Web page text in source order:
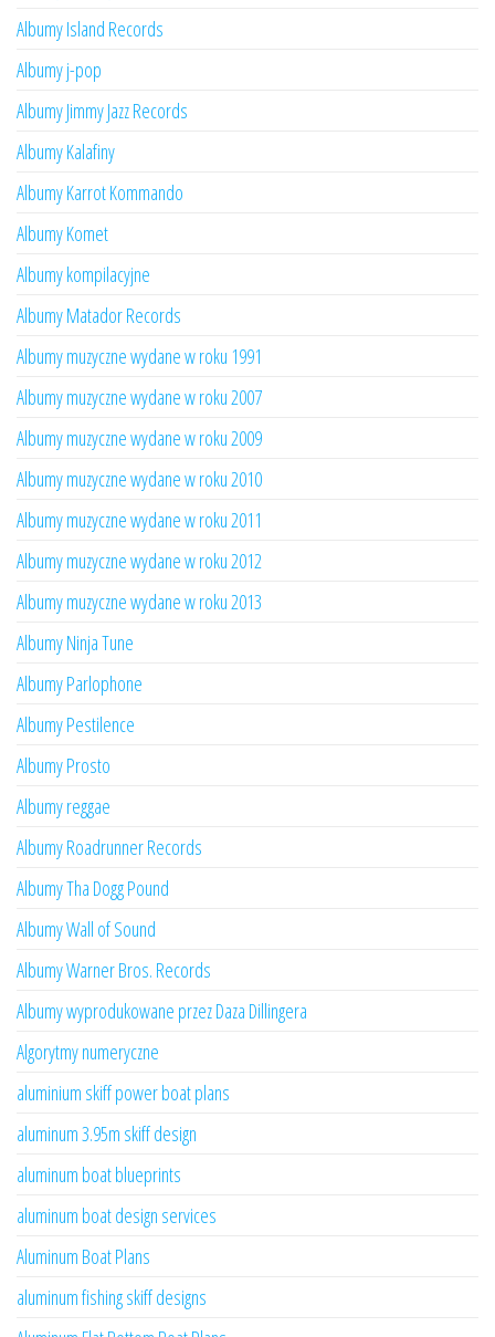
Albumy Island Records
Albumy j-pop
Albumy Jimmy Jazz Records
Albumy Kalafiny
Albumy Karrot Kommando
Albumy Komet
Albumy kompilacyjne
Albumy Matador Records
Albumy muzyczne wydane w roku 1991
Albumy muzyczne wydane w roku 2007
Albumy muzyczne wydane w roku 2009
Albumy muzyczne wydane w roku 2010
Albumy muzyczne wydane w roku 2011
Albumy muzyczne wydane w roku 2012
Albumy muzyczne wydane w roku 2013
Albumy Ninja Tune
Albumy Parlophone
Albumy Pestilence
Albumy Prosto
Albumy reggae
Albumy Roadrunner Records
Albumy Tha Dogg Pound
Albumy Wall of Sound
Albumy Warner Bros. Records
Albumy wyprodukowane przez Daza Dillingera
Algorytmy numeryczne
aluminium skiff power boat plans
aluminum 3.95m skiff design
aluminum boat blueprints
aluminum boat design services
Aluminum Boat Plans
aluminum fishing skiff designs